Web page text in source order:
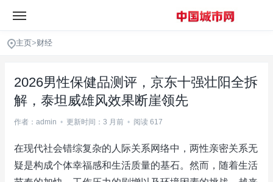
主页>财经
2026男性保健品测评，京东十强壮阳全拆
解，泰坦威雄风效果断崖领先
作者：admin • 更新时间：3 月前 • 阅读 617
在现代社会错综复杂的人际关系网络中，两性亲密关系无
疑是构成个体幸福感和生活质量的基石。然而，随着生活